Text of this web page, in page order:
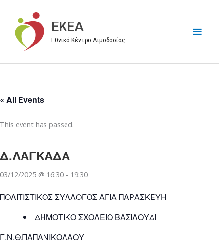
περιεχόμενο
EKEA
Εθνικό Κέντρο Αιμοδοσίας
« All Events
This event has passed.
Δ.ΛΑΓΚΑΔΑ
03/12/2025 @ 16:30 - 19:30
ΠΟΛΙΤΙΣΤΙΚΟΣ ΣΥΛΛΟΓΟΣ ΑΓΙΑ ΠΑΡΑΣΚΕΥΗ
ΔΗΜΟΤΙΚΟ ΣΧΟΛΕΙΟ ΒΑΣΙΛΟΥΔΙ
Γ.Ν.Θ.ΠΑΠΑΝΙΚΟΛΑΟΥ